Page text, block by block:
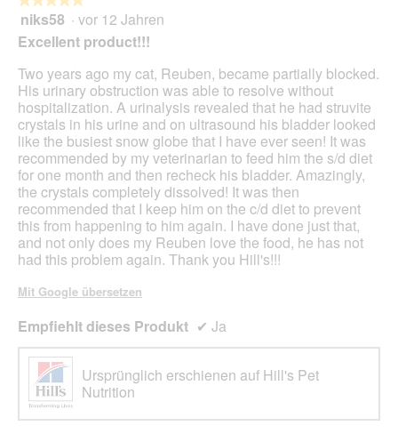
5
5
Sternen.
niks58 · vor 12 Jahren
Excellent product!!!
Two years ago my cat, Reuben, became partially blocked.
His urinary obstruction was able to resolve without
hospitalization. A urinalysis revealed that he had struvite
crystals in his urine and on ultrasound his bladder looked
like the busiest snow globe that I have ever seen! It was
recommended by my veterinarian to feed him the s/d diet
for one month and then recheck his bladder. Amazingly,
the crystals completely dissolved! It was then
recommended that I keep him on the c/d diet to prevent
this from happening to him again. I have done just that,
and not only does my Reuben love the food, he has not
had this problem again. Thank you Hill's!!!
Mit Google übersetzen
Empfiehlt dieses Produkt ✔ Ja
Ursprünglich erschienen auf Hill's Pet
Nutrition